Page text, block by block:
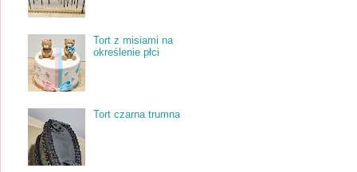
Tort z misiami na
określenie płci
Tort czarna trumna